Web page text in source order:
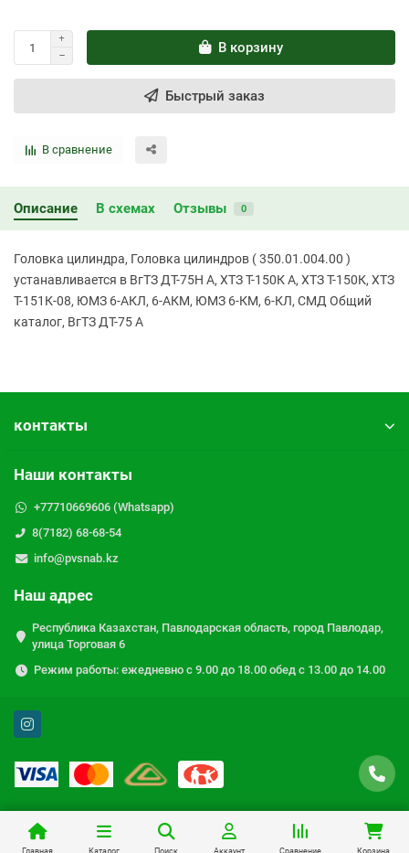
В корзину
Быстрый заказ
В сравнение
Описание В схемах Отзывы 0
Головка цилиндра, Головка цилиндров ( 350.01.004.00 )
устанавливается в ВгТЗ ДТ-75Н А, ХТЗ Т-150К А, ХТЗ Т-150К, ХТЗ
Т-151К-08, ЮМЗ 6-АКЛ, 6-АКМ, ЮМЗ 6-КМ, 6-КЛ, СМД Общий
каталог, ВгТЗ ДТ-75 А
контакты
Наши контакты
+77710669606 (Whatsapp)
8(7182) 68-68-54
info@pvsnab.kz
Наш адрес
Республика Казахстан, Павлодарская область, город Павлодар,
улица Торговая 6
Режим работы: ежедневно с 9.00 до 18.00 обед с 13.00 до 14.00
Главная Каталог Поиск Аккаунт Сравнение Корзина